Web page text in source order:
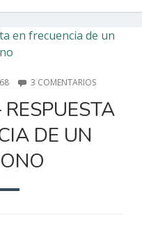
3 COMENTARIOSEN
–
RESPUESTA
DE UN